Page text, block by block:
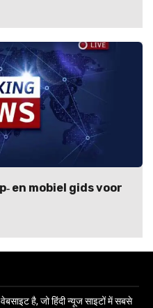
en mobiel gids voor
है, जो हिंदी न्यूज साइटों में सबसे